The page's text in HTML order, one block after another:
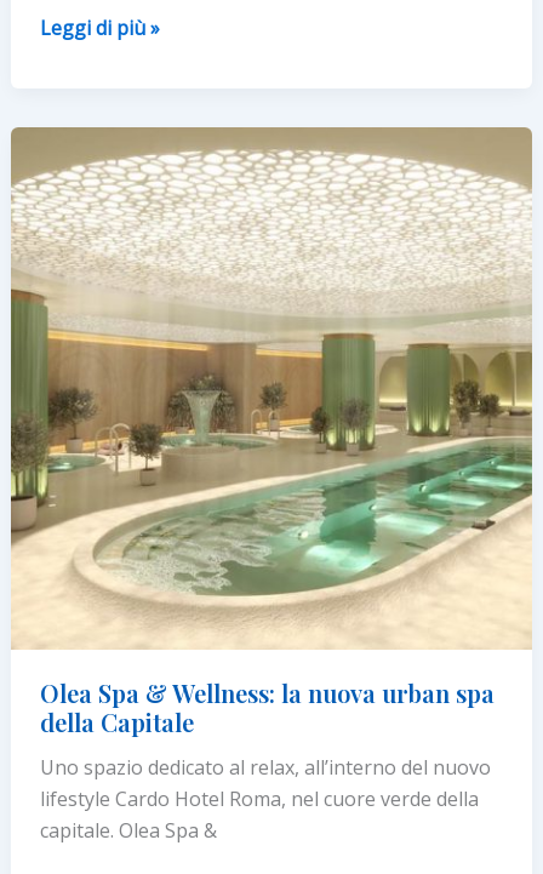
Riviera
e
sulla
battigia
Leggi di più »
Olea Spa & Wellness: la nuova urban spa
della Capitale
Uno spazio dedicato al relax, all’interno del nuovo
lifestyle Cardo Hotel Roma, nel cuore verde della
capitale. Olea Spa &